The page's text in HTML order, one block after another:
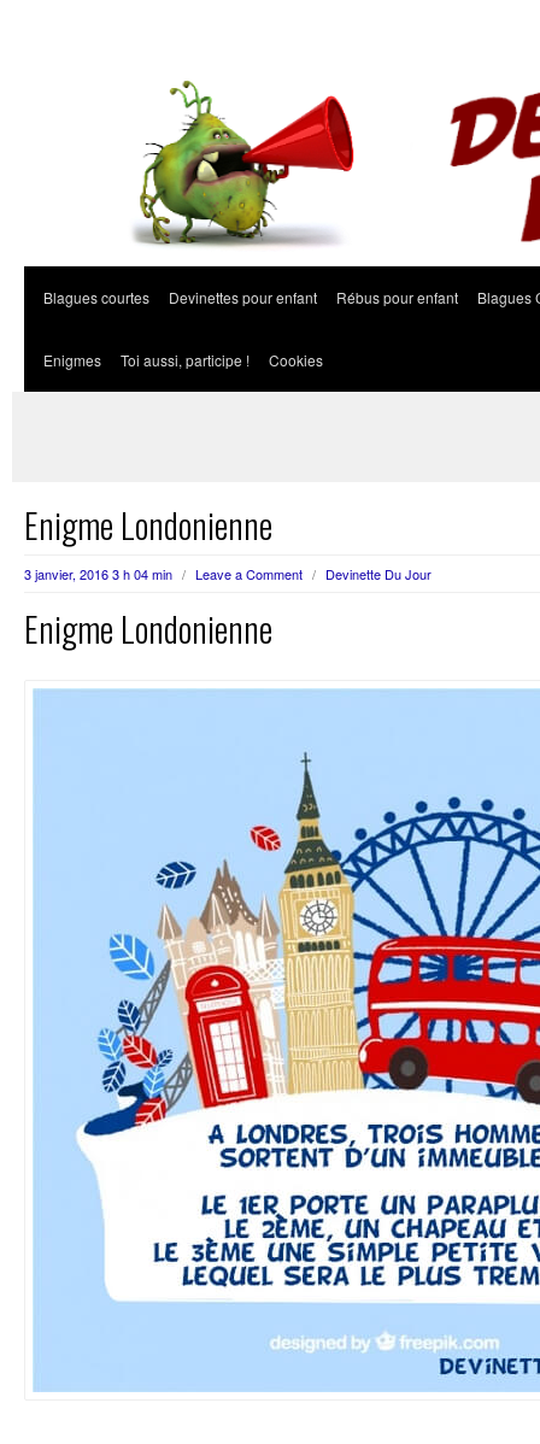
Blagues courtes Devinettes pour enfant Rébus pour enfant Blagues
Enigmes Toi aussi, participe ! Cookies
Enigme Londonienne
3 janvier, 2016 3 h 04 min / Leave a Comment / Devinette Du Jour
Enigme Londonienne